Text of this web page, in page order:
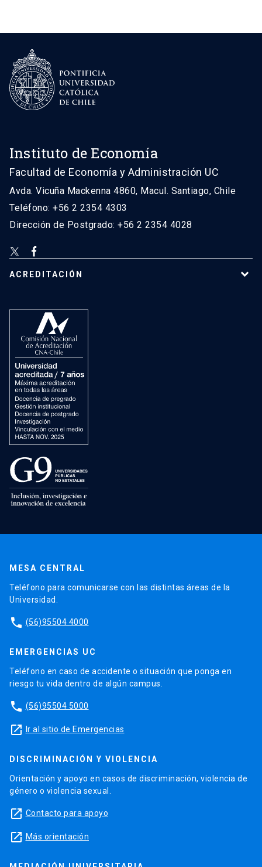
Instituto de Economía
Facultad de Economía y Administración UC
Avda. Vicuña Mackenna 4860, Macul. Santiago, Chile
Teléfono: +56 2 2354 4303
Dirección de Postgrado: +56 2 2354 4028
ACREDITACIÓN
MESA CENTRAL
Teléfono para comunicarse con las distintas áreas de la
Universidad.
phone (56)95504 4000
EMERGENCIAS UC
Teléfono en caso de accidente o situación que ponga en
riesgo tu vida dentro de algún campus.
phone (56)95504 5000
launch Ir al sitio de Emergencias
DISCRIMINACIÓN Y VIOLENCIA
Orientación y apoyo en casos de discriminación, violencia de
género o violencia sexual.
launch Contacto para apoyo
launch Más orientación